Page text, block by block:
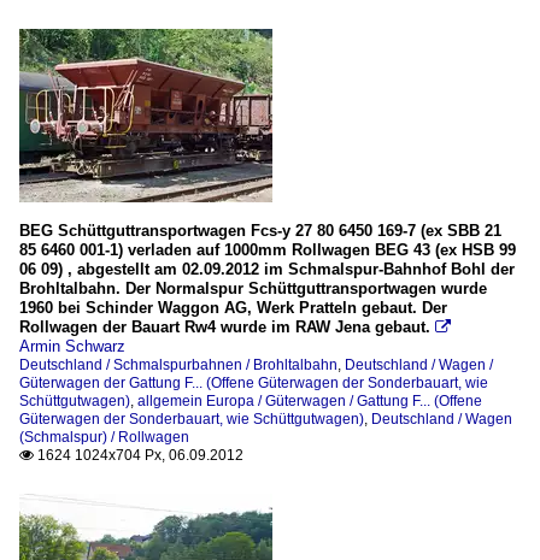
BEG Schüttguttransportwagen Fcs-y 27 80 6450 169-7 (ex SBB 21
85 6460 001-1) verladen auf 1000mm Rollwagen BEG 43 (ex HSB 99
06 09) , abgestellt am 02.09.2012 im Schmalspur-Bahnhof Bohl der
Brohltalbahn. Der Normalspur Schüttguttransportwagen wurde
1960 bei Schinder Waggon AG, Werk Pratteln gebaut. Der
Rollwagen der Bauart Rw4 wurde im RAW Jena gebaut. 
Armin Schwarz
Deutschland / Schmalspurbahnen / Brohltalbahn Deutschland / Wagen /
Güterwagen der Gattung F... (Offene Güterwagen der Sonderbauart, wie
Schüttgutwagen) allgemein Europa / Güterwagen / Gattung F... (Offene
Güterwagen der Sonderbauart, wie Schüttgutwagen) Deutschland / Wagen
(Schmalspur) / Rollwagen
 1624 1024x704 Px, 06.09.2012